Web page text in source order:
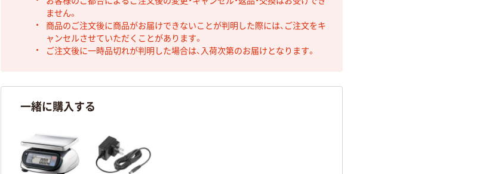
ません。
商品のご注文後に商品がお届けできないことが判明した際には、ご注文をキ
ャンセルさせていただくことがあります。
ご注文後に一時品切れが判明した場合は、入荷次第のお届けとなります。
一緒に購入する